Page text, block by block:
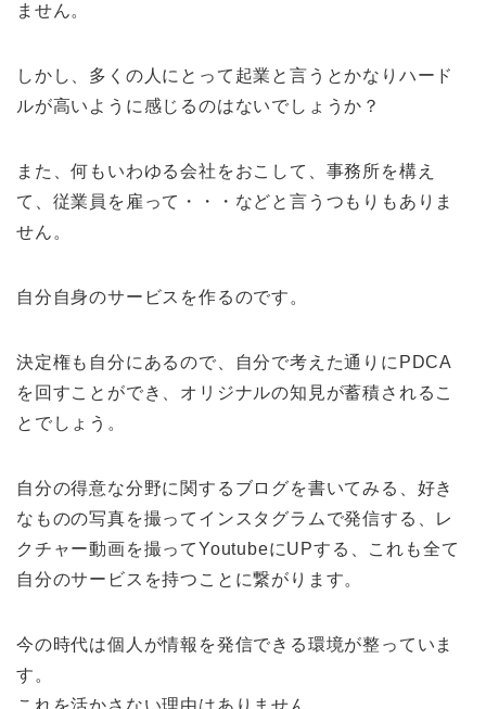
ません。
しかし、多くの人にとって起業と言うとかなりハード
ルが高いように感じるのはないでしょうか？
また、何もいわゆる会社をおこして、事務所を構え
て、従業員を雇って・・・などと言うつもりもありま
せん。
自分自身のサービスを作るのです。
決定権も自分にあるので、自分で考えた通りにPDCA
を回すことができ、オリジナルの知見が蓄積されるこ
とでしょう。
自分の得意な分野に関するブログを書いてみる、好き
なものの写真を撮ってインスタグラムで発信する、レ
クチャー動画を撮ってYoutubeにUPする、これも全て
自分のサービスを持つことに繋がります。
今の時代は個人が情報を発信できる環境が整っていま
す。
これを活かさない理由はありません。